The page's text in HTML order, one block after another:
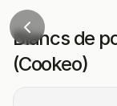
Blancs de
(Cookeo)